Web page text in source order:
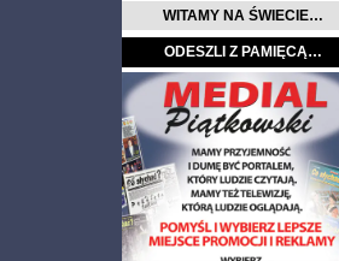
WITAMY NA ŚWIECIE…
ODESZLI Z PAMIĘCĄ…